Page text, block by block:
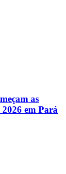
as
em Pará